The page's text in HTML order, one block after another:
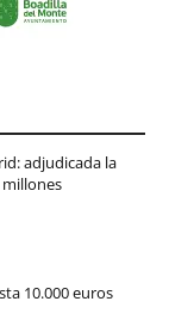
adjudicada la
10.000 euros